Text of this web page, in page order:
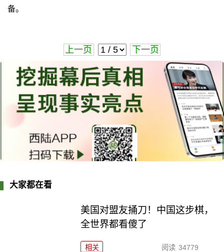
备。
上一页 下一页
大家都在看
美国对盟友捅刀！中国这步棋，
全世界都看傻了
相关 阅读 34779